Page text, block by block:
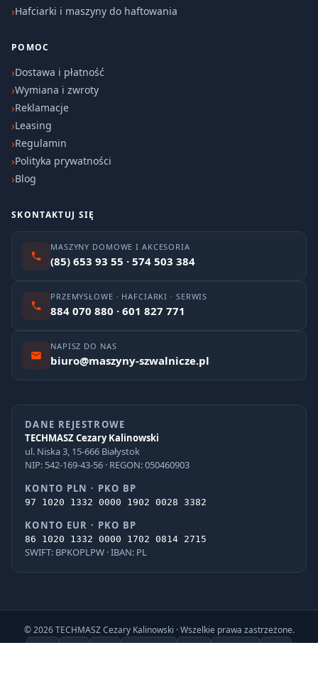
Hafciarki i maszyny do haftowania
POMOC
Dostawa i płatność
Wymiana i zwroty
Reklamacje
Leasing
Regulamin
Polityka prywatności
Blog
SKONTAKTUJ SIĘ
MASZYNY DOMOWE I AKCESORIA
(85) 653 93 55 · 574 503 384
PRZEMYSŁOWE · HAFCIARKI · SERWIS
884 070 880 · 601 827 771
NAPISZ DO NAS
biuro@maszyny-szwalnicze.pl
DANE REJESTROWE
TECHMASZ Cezary Kalinowski
ul. Niska 3, 15-666 Białystok
NIP: 542-169-43-56 · REGON: 050460903
KONTO PLN · PKO BP
97 1020 1332 0000 1902 0028 3382
KONTO EUR · PKO BP
86 1020 1332 0000 1702 0814 2715
SWIFT: BPKOPLPW · IBAN: PL
© 2026 TECHMASZ Cezary Kalinowski · Wszelkie prawa zastrzeżone.
PayU BLIK VISA Mastercard G Pay Apple Pay
iPKO